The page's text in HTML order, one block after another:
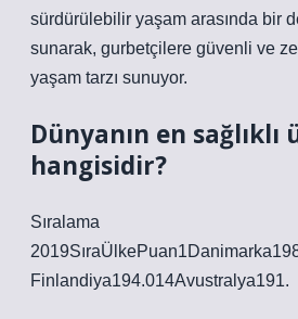
sürdürülebilir yaşam arasında bir
sunarak, gurbetçilere güvenli ve
yaşam tarzı sunuyor.
Dünyanın en sağlıklı
hangisidir?
Sıralama
Finlandiya194.014Avustralya191.